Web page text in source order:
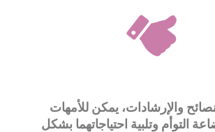
والإرشادات، يمكن للأمهات
التوأم وتلبية احتياجاتهما بشكل